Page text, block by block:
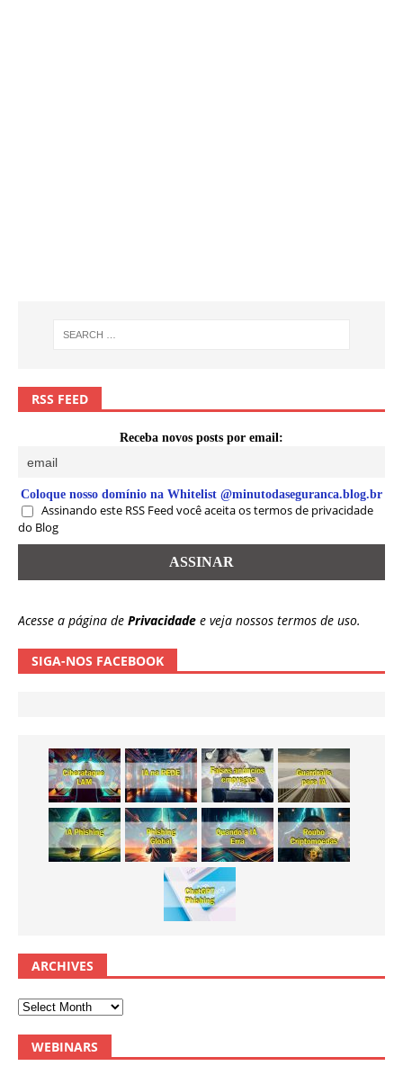
RSS FEED
Receba novos posts por email:
Coloque nosso domínio na Whitelist @minutodaseguranca.blog.br
Assinando este RSS Feed você aceita os termos de privacidade
do Blog
Acesse a página de Privacidade e veja nossos termos de uso.
SIGA-NOS FACEBOOK
ARCHIVES
WEBINARS